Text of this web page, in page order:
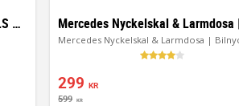
Mercedes emblem till motorhuv CLS CLA SLK
299 KR
599 KR